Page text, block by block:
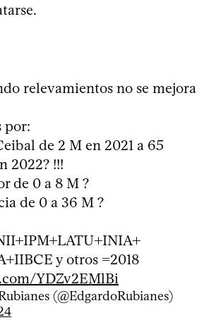
relevamientos no se mejora
por:
de 2 M en 2021 a 65
2022? !!!
de 0 a 8 M ?
de 0 a 36 M ?
y otros =2018
YDZv2EMlBi
(@EdgardoRubianes)